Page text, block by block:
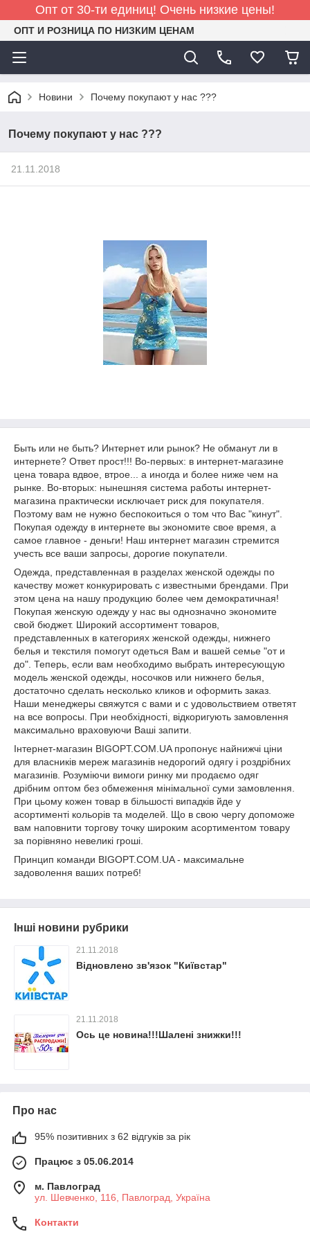
Опт от 30-ти единиц! Очень низкие цены!
ОПТ И РОЗНИЦА ПО НИЗКИМ ЦЕНАМ
Новини Почему покупают у нас ???
Почему покупают у нас ???
21.11.2018
Быть или не быть? Интернет или рынок? Не обманут ли в
интернете? Ответ прост!!! Во-первых: в интернет-магазине
цена товара вдвое, втрое... а иногда и более ниже чем на
рынке. Во-вторых: нынешняя система работы интернет-
магазина практически исключает риск для покупателя.
Поэтому вам не нужно беспокоиться о том что Вас "кинут".
Покупая одежду в интернете вы экономите свое время, а
самое главное - деньги! Наш интернет магазин стремится
учесть все ваши запросы, дорогие покупатели.
Одежда, представленная в разделах женской одежды по
качеству может конкурировать с известными брендами. При
этом цена на нашу продукцию более чем демократичная!
Покупая женскую одежду у нас вы однозначно экономите
свой бюджет. Широкий ассортимент товаров,
представленных в категориях женской одежды, нижнего
белья и текстиля помогут одеться Вам и вашей семье "от и
до". Теперь, если вам необходимо выбрать интересующую
модель женской одежды, носочков или нижнего белья,
достаточно сделать несколько кликов и оформить заказ.
Наши менеджеры свяжутся с вами и с удовольствием ответят
на все вопросы. При необхідності, відкоригують замовлення
максимально враховуючи Ваші запити.
Інтернет-магазин BIGOPT.COM.UA пропонує найнижчі ціни
для власників мереж магазинів недорогий одягу і роздрібних
магазинів. Розуміючи вимоги ринку ми продаємо одяг
дрібним оптом без обмеження мінімальної суми замовлення.
При цьому кожен товар в більшості випадків йде у
асортименті кольорів та моделей. Що в свою чергу допоможе
вам наповнити торгову точку широким асортиментом товару
за порівняно невеликі гроші.
Принцип команди BIGOPT.COM.UA - максимальне
задоволення ваших потреб!
Інші новини рубрики
21.11.2018
Відновлено зв'язок "Київстар"
21.11.2018
Ось це новина!!!Шалені знижки!!!
Про нас
95% позитивних з 62 відгуків за рік
Працює з 05.06.2014
м. Павлоград
ул. Шевченко, 116, Павлоград, Україна
Контакти